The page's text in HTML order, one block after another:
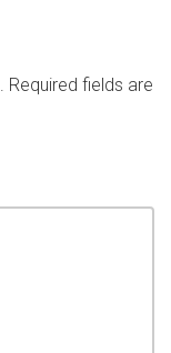
Required fields are